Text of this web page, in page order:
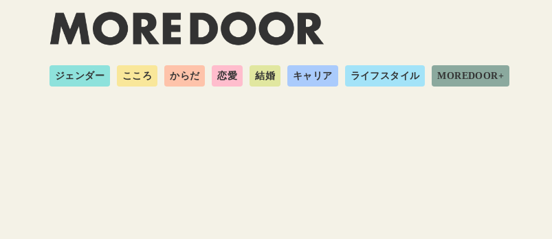
ジェンダー こころ からだ 恋愛 結婚 キャリア ライフスタイル MOREDOOR+